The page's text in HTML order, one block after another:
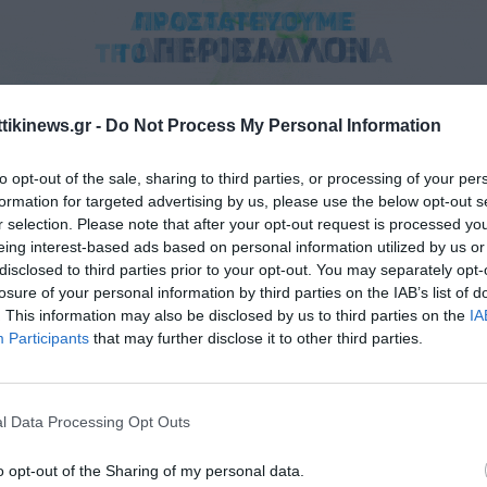
- Do Not Process My Personal Information
opt-out of the sale, sharing to third parties, or processing of your
for targeted advertising by us, please use the below opt-out
selection. Please note that after your opt-out request is processed
interest-based ads based on personal information utilized by us
to third parties prior to your opt-out. You may separately
of your personal information by third parties on the IAB’s list of
This information may also be disclosed by us to third parties on the
Participants that may further disclose it to other third parties.
Data Processing Opt Outs
opt-out of the Sharing of my personal data.
από άνδρες των σωμάτων ασφαλείας.
βραδινές ώρες στο Μέγα Δέρειο Έβρου, λίγο
συνοριοφύλακες, τέτοια περιστατικά είναι καθημερινά στην
ανοίγουν τις πόρτες και να προσπαθούν να ξεφύγουν.